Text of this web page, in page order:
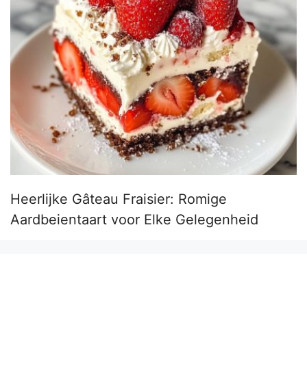
Heerlijke Gâteau Fraisier: Romige
Aardbeientaart voor Elke Gelegenheid